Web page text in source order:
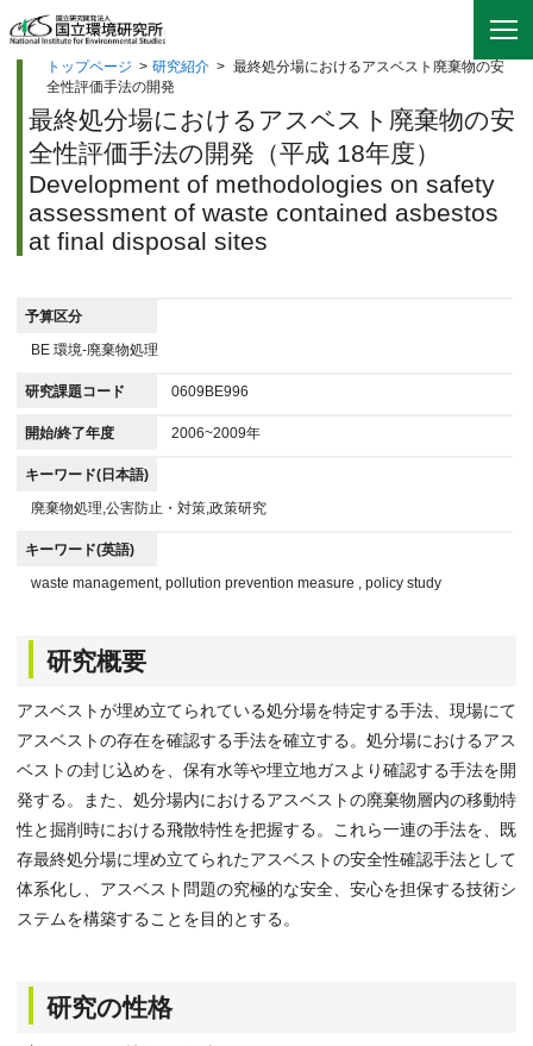
トップページ > 研究紹介 > 最終処分場におけるアスベスト廃棄物の安
全性評価手法の開発
最終処分場におけるアスベスト廃棄物の安
全性評価手法の開発（平成 18年度）
Development of methodologies on safety
assessment of waste contained asbestos
at final disposal sites
予算区分
BE 環境-廃棄物処理
研究課題コード 0609BE996
開始/終了年度 2006~2009年
キーワード(日本語)
廃棄物処理,公害防止・対策,政策研究
キーワード(英語)
waste management, pollution prevention measure , policy study
研究概要
アスベストが埋め立てられている処分場を特定する手法、現場にて
アスベストの存在を確認する手法を確立する。処分場におけるアス
ベストの封じ込めを、保有水等や埋立地ガスより確認する手法を開
発する。また、処分場内におけるアスベストの廃棄物層内の移動特
性と掘削時における飛散特性を把握する。これら一連の手法を、既
存最終処分場に埋め立てられたアスベストの安全性確認手法として
体系化し、アスベスト問題の究極的な安全、安心を担保する技術シ
ステムを構築することを目的とする。
研究の性格